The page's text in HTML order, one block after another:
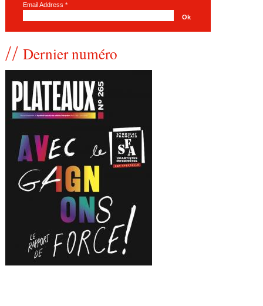
Email Address *
Dernier numéro